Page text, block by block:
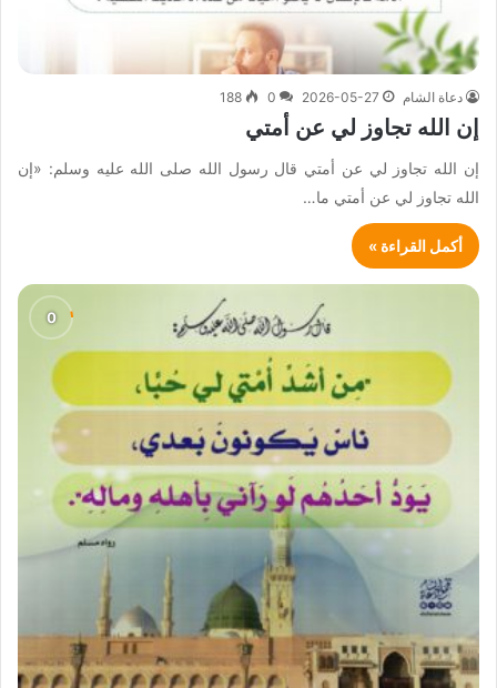
دعاة الشام 2026-05-27
0
188
إن الله تجاوز لي عن أمتي
إن الله تجاوز لي عن أمتي قال رسول الله صلى الله عليه وسلم: «إن
الله تجاوز لي عن أمتي ما…
أكمل القراءة »